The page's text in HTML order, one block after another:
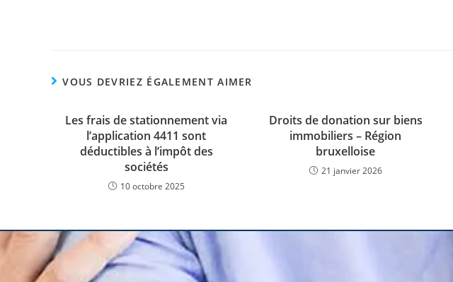
VOUS DEVRIEZ ÉGALEMENT AIMER
Les frais de stationnement via
l’application 4411 sont
déductibles à l’impôt des
sociétés
10 octobre 2025
Droits de donation sur biens
immobiliers – Région
bruxelloise
21 janvier 2026